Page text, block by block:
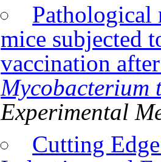
mice subjected
vaccination
Mycobacterium
Experimental
Cutting